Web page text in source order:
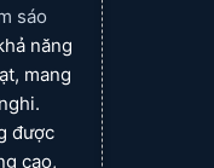
sáo
năng
mang
được
cao,